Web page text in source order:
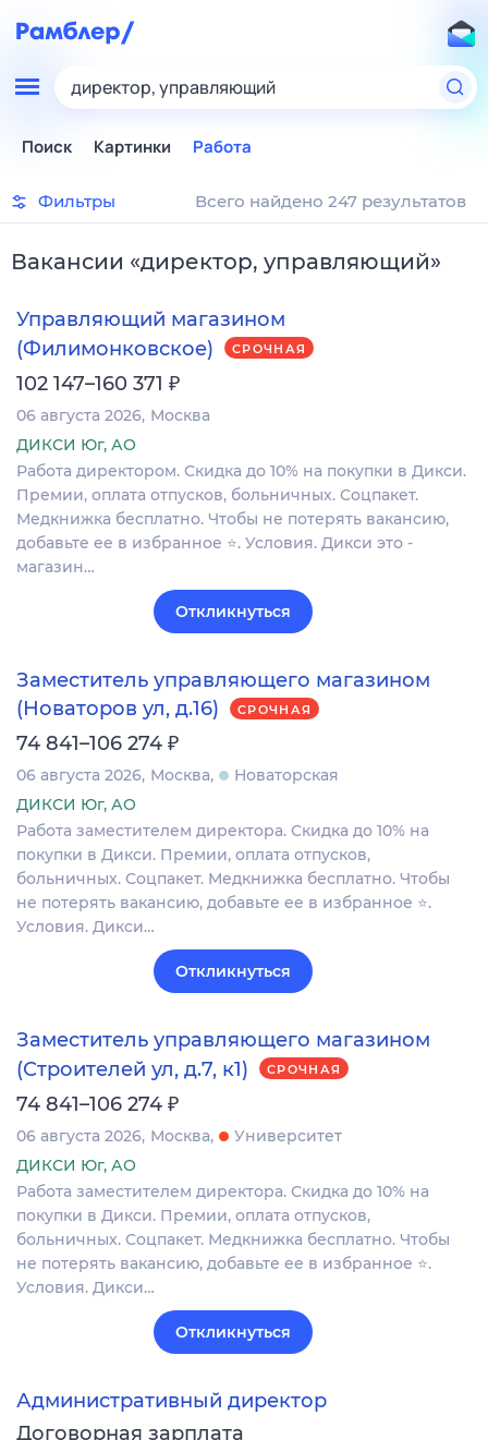
директор, управляющий
Поиск Картинки Работа
Фильтры Всего найдено 247 результатов
Вакансии «директор, управляющий»
Управляющий магазином
(Филимонковское)
СРОЧНАЯ
102 147–160 371 ₽
06 августа 2026 Москва
ДИКСИ Юг, АО
Работа директором. Скидка до 10% на покупки в Дикси.
Премии, оплата отпусков, больничных. Соцпакет.
Медкнижка бесплатно. Чтобы не потерять вакансию,
добавьте ее в избранное ⭐. Условия. Дикси это -
магазин…
Откликнуться
Заместитель управляющего магазином
(Новаторов ул, д.16)
СРОЧНАЯ
74 841–106 274 ₽
06 августа 2026 Москва
Новаторская
ДИКСИ Юг, АО
Работа заместителем директора. Скидка до 10% на
покупки в Дикси. Премии, оплата отпусков,
больничных. Соцпакет. Медкнижка бесплатно. Чтобы
не потерять вакансию, добавьте ее в избранное ⭐.
Условия. Дикси…
Откликнуться
Заместитель управляющего магазином
(Строителей ул, д.7, к1)
СРОЧНАЯ
74 841–106 274 ₽
06 августа 2026 Москва
Университет
ДИКСИ Юг, АО
Работа заместителем директора. Скидка до 10% на
покупки в Дикси. Премии, оплата отпусков,
больничных. Соцпакет. Медкнижка бесплатно. Чтобы
не потерять вакансию, добавьте ее в избранное ⭐.
Условия. Дикси…
Откликнуться
Административный директор
Договорная зарплата